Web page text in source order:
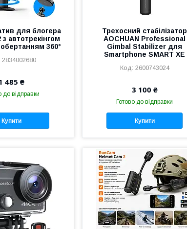
для блогера
з автотрекінгом
360°
2834002680
485 ₴
до відправки
Купити
Трехосний стабілізатор
AOCHUAN Professional
Gimbal Stabilizer для
Smartphone SMART XE
2600743024
3 100 ₴
Готово до відправки
Купити